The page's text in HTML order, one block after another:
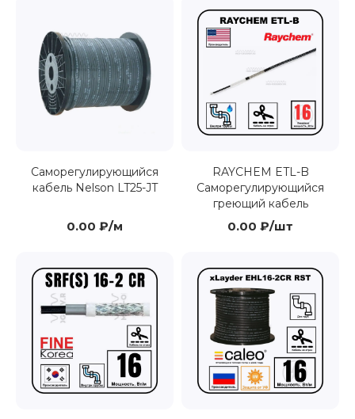
Саморегулирующийся
кабель Nelson LT25-JT
0.00 ₽/м
RAYCHEM ETL-B
Саморегулирующийся
греющий кабель
0.00 ₽/шт